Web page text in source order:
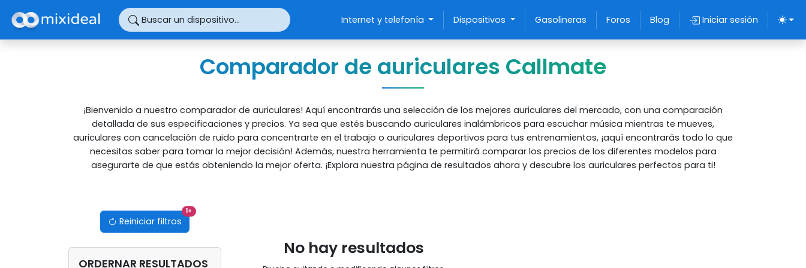
Buscar un dispositivo... Internet y telefonía Dispositivos Gasolineras Foros Blog Iniciar sesión
Comparador de auriculares Callmate
¡Bienvenido a nuestro comparador de auriculares! Aquí encontrarás una selección de los mejores auriculares del mercado, con una comparación
detallada de sus especificaciones y precios. Ya sea que estés buscando auriculares inalámbricos para escuchar música mientras te mueves,
auriculares con cancelación de ruido para concentrarte en el trabajo o auriculares deportivos para tus entrenamientos, ¡aquí encontrarás todo lo que
necesitas saber para tomar la mejor decisión! Además, nuestra herramienta te permitirá comparar los precios de los diferentes modelos para
asegurarte de que estás obteniendo la mejor oferta. ¡Explora nuestra página de resultados ahora y descubre los auriculares perfectos para ti!
Reiniciar filtros
1+filtros activos
ORDERNAR RESULTADOS
No hay resultados